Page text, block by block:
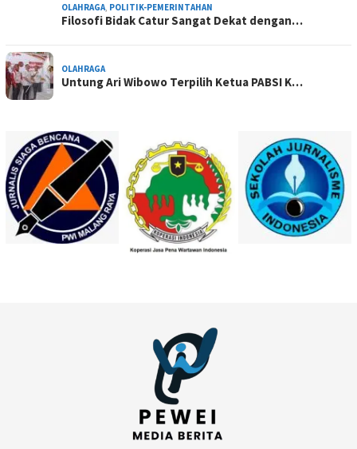
OLAHRAGA POLITIK-PEMERINTAHAN
Filosofi Bidak Catur Sangat Dekat dengan…
OLAHRAGA
Untung Ari Wibowo Terpilih Ketua PABSI K…